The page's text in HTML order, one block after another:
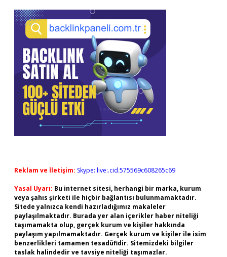
Reklam ve İletişim: Skype: live:.cid.575569c608265c69
Yasal Uyarı: Bu internet sitesi, herhangi bir marka, kurum
veya şahıs şirketi ile hiçbir bağlantısı bulunmamaktadır.
Sitede yalnızca kendi hazırladığımız makaleler
paylaşılmaktadır. Burada yer alan içerikler haber niteliği
taşımamakta olup, gerçek kurum ve kişiler hakkında
paylaşım yapılmamaktadır. Gerçek kurum ve kişiler ile isim
benzerlikleri tamamen tesadüfidir. Sitemizdeki bilgiler
taslak halindedir ve tavsiye niteliği taşımazlar.